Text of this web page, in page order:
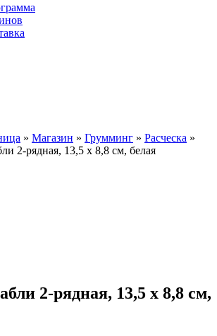
» Магазин » Грумминг » Расческа »
2-рядная, 13,5 х 8,8 см, белая
2-рядная, 13,5 х 8,8 см,